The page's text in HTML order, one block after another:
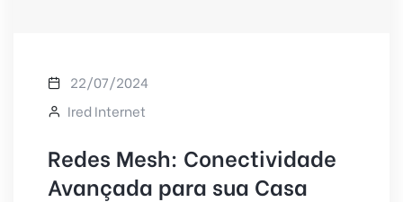
22/07/2024
Ired Internet
Redes Mesh: Conectividade
Avançada para sua Casa